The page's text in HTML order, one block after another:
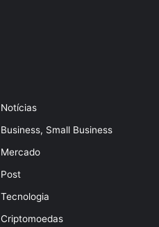
Notícias
Business, Small Business
Mercado
Post
Tecnologia
Criptomoedas